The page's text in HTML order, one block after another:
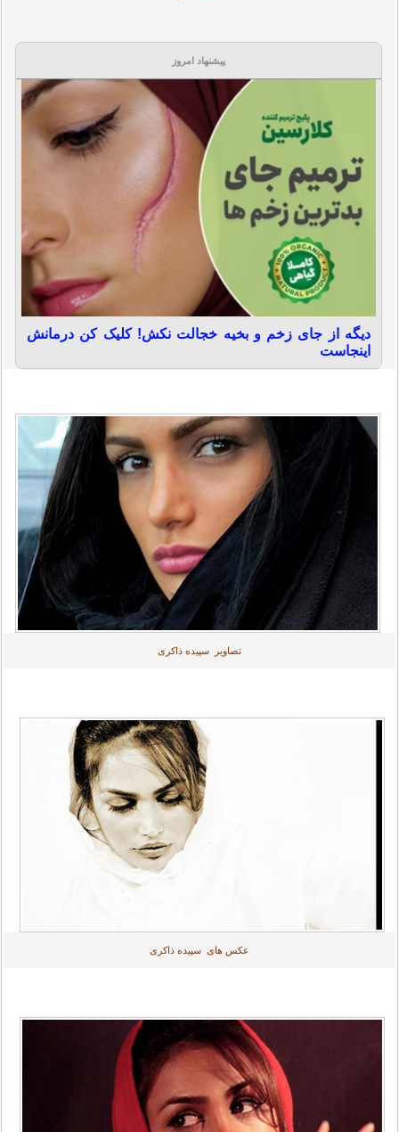
پیشنهاد امروز
دیگه از جای زخم و بخیه خجالت نکش! کلیک کن درمانش
اینجاست
تصاویر سپیده ذاکری
عکس های سپیده ذاکری